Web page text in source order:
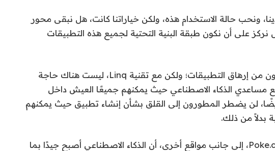
ونحب حالة الاستخدام هذه، ولكن خياراتنا كانت، هل نبقى محور
نركز على أن نكون طبقة البنية التحتية لجميع هذه التطبيقات
يعتقد بوتر أن المستهلكين يعانون من إرهاق التطبيقات؛ ولكن مع تقنية Linq، ليست هناك حاجة
مساعدي الذكاء الاصطناعي حيث يمكنهم جميعًا العيش داخل
لن يضطر المطورون إلى القلق بشأن إنشاء تطبيق حيث يمكنهم
بدلاً من ذلك.
وقال بوتر: “لقد أثبت موقع Poke.com، إلى جانب مواقع أخرى، أن الذكاء الاصطناعي أصبح جيدًا بما